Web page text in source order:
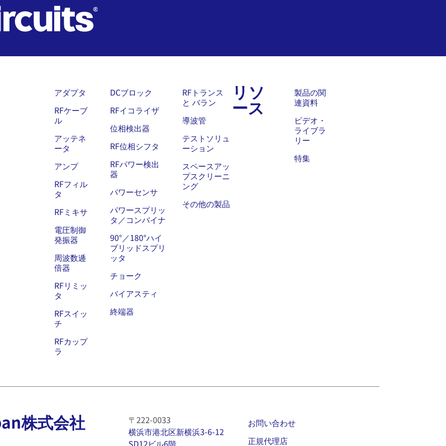
アダプタ
RFケーブ
ル
アッテネ
ータ
アンプ
RFフィル
タ
RFミキサ
電圧制御
発振器
周波数逓
倍器
RFリミッ
タ
RFスイッ
チ
RFカップ
ラ
DCブロック
RFイコライザ
位相検出器
RF位相シフタ
RFパワー検出
器
パワーセンサ
パワースプリッ
タ／コンバイナ
90°／180°ハイ
ブリッドスプリ
ッタ
チョーク
バイアスティ
終端器
RFトランス
と バラン
導波管
テストソリュ
ーション
スペースアッ
プスクリーニ
ング
その他の製品
リソ
ース
製品の関
連資料
ビデオ・
ライブラ
リー
特集
株式会社
〒222-0033
横浜市港北区新横浜3-6-12
SD12ビル6階
お問い合わせ
正規代理店